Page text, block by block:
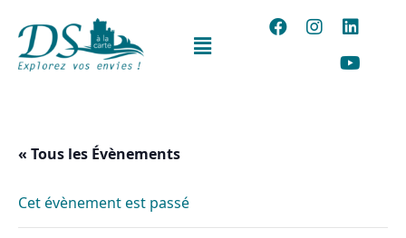
« Tous les Évènements
Cet évènement est passé